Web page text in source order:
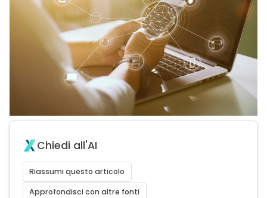
Chiedi all'AI
Riassumi questo articolo
Approfondisci con altre fonti